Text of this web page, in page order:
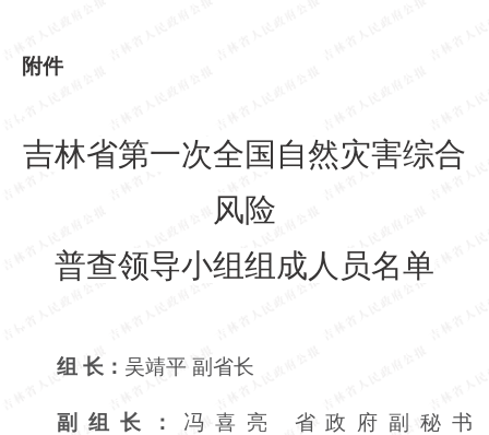
附件
吉林省第一次全国自然灾害综合
风险
普查领导小组组成人员名单
组 长： 吴靖平 副省长
副组长： 冯喜亮 省政府副秘书